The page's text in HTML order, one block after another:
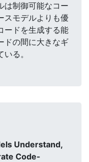
は制御可能なコー
スモデルよりも優
ードを生成する能
ドの間に大きなギ
る。
Understand,
Code-